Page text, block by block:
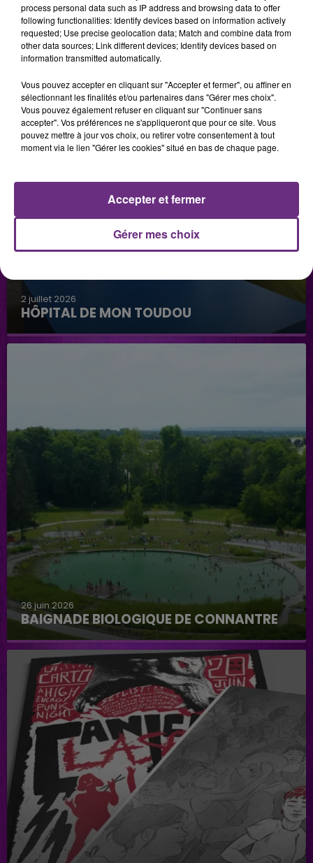
LES PODCASTS
2 juillet 2026
HÔPITAL DE MON TOUDOU
Hôpital de mon Toudou
26 juin 2026
BAIGNADE BIOLOGIQUE DE CONNANTRE
Baignade biologique de Connantre
process personal data such as IP address and browsing data to offer
following functionalities: Identify devices based on information actively
requested; Use precise geolocation data; Match and combine data from
other data sources; Link different devices; Identify devices based on
information transmitted automatically.
Vous pouvez accepter en cliquant sur "Accepter et fermer", ou affiner en
sélectionnant les finalités et/ou partenaires dans "Gérer mes choix".
Vous pouvez également refuser en cliquant sur "Continuer sans
accepter". Vos préférences ne s'appliqueront que pour ce site. Vous
pouvez mettre à jour vos choix, ou retirer votre consentement à tout
moment via le lien "Gérer les cookies" situé en bas de chaque page.
Gérer mes choix
Accepter et fermer